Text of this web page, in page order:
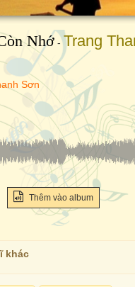
Nhớ -Trang
Sơn
Thêm vào album
khác